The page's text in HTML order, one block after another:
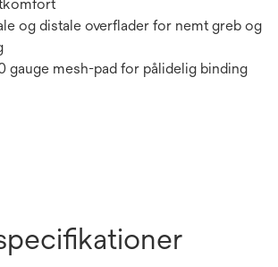
og distale overflader for nemt greb og
gauge mesh-pad for pålidelig binding